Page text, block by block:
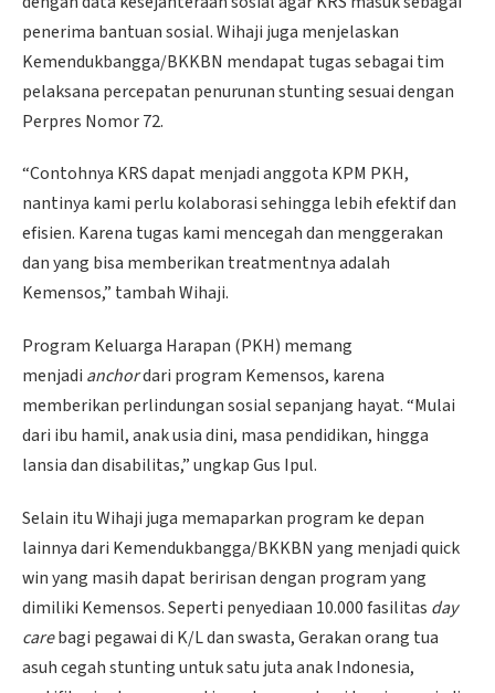
penerima bantuan sosial. Wihaji juga menjelaskan
Kemendukbangga/BKKBN mendapat tugas sebagai tim
pelaksana percepatan penurunan stunting sesuai dengan
Perpres Nomor 72.
“Contohnya KRS dapat menjadi anggota KPM PKH,
nantinya kami perlu kolaborasi sehingga lebih efektif dan
efisien. Karena tugas kami mencegah dan menggerakan
dan yang bisa memberikan treatmentnya adalah
Kemensos,” tambah Wihaji.
Program Keluarga Harapan (PKH) memang
menjadi anchordari program Kemensos, karena
memberikan perlindungan sosial sepanjang hayat. “Mulai
dari ibu hamil, anak usia dini, masa pendidikan, hingga
lansia dan disabilitas,” ungkap Gus Ipul.
Selain itu Wihaji juga memaparkan program ke depan
lainnya dari Kemendukbangga/BKKBN yang menjadi quick
win yang masih dapat beririsan dengan program yang
dimiliki Kemensos. Seperti penyediaan 10.000 fasilitas day
carebagi pegawai di K/L dan swasta, Gerakan orang tua
asuh cegah stunting untuk satu juta anak Indonesia,